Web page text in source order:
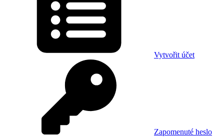
Vytvořit účet
Zapomenuté heslo